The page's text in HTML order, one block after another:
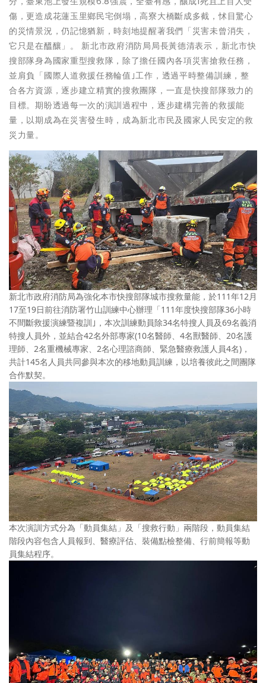
傷，更造成花蓮玉里鄉民宅倒塌，高寮大橋斷成多截，怵目驚心
的災情景況，仍記憶猶新，時刻地提醒著我們「災害未曾消失，
它只是在醞釀」。 新北市政府消防局局長黃德清表示，新北市快
搜部隊身為國家重型搜救隊，除了擔任國內各項災害搶救任務，
並肩負「國際人道救援任務輪值｣工作，透過平時整備訓練，整
合各方資源，逐步建立精實的搜救團隊，一直是快搜部隊致力的
目標。期盼透過每一次的演訓過程中，逐步建構完善的救援能
量，以期成為在災害發生時，成為新北市民及國家人民安定的救
災力量。
新北市政府消防局為強化本市快搜部隊城市搜救量能，於111年12月
17至19日前往消防署竹山訓練中心辦理「111年度快搜部隊36小時
不間斷救援演練暨複訓｣，本次訓練動員除34名特搜人員及69名義消
特搜人員外，並結合42名外部專家(10名醫師、4名獸醫師、20名護
理師、2名重機械專家、2名心理諮商師、緊急醫療救護人員4名)，
共計145名人員共同參與本次的移地動員訓練，以培養彼此之間團隊
合作默契。
本次演訓方式分為「動員集結」及「搜救行動」兩階段，動員集結
階段內容包含人員報到、醫療評估、裝備點檢整備、行前簡報等動
員集結程序。